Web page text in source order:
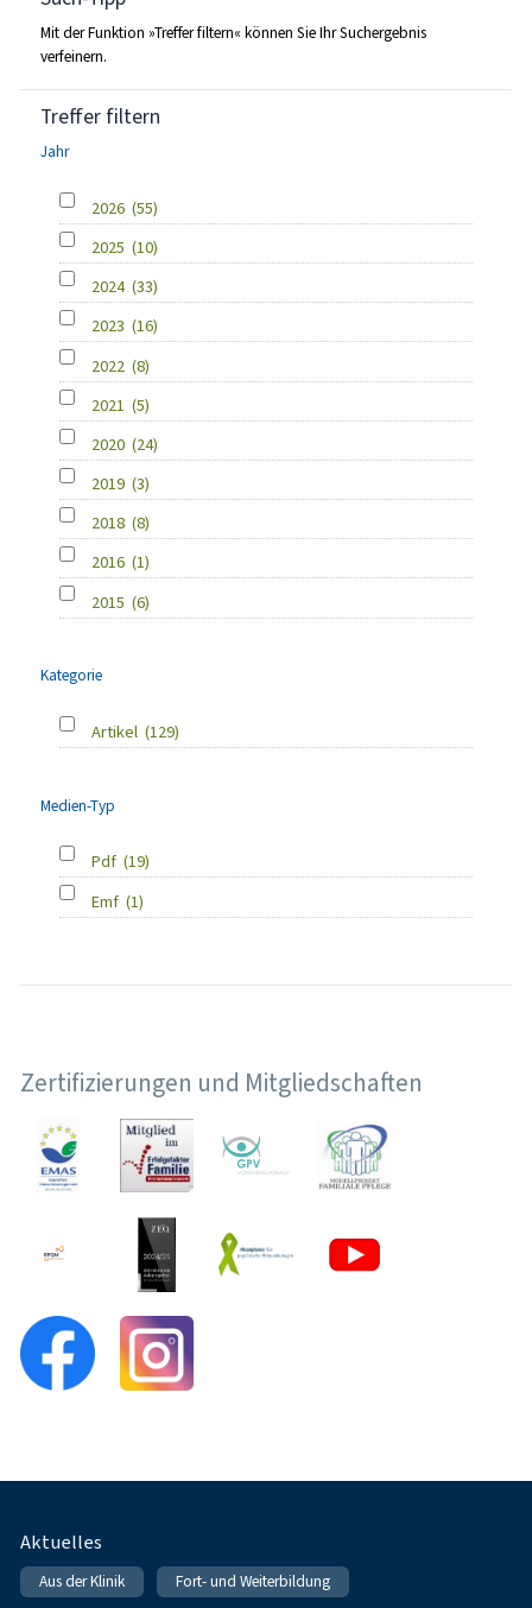
Mit der Funktion »Treffer filtern« können Sie Ihr Suchergebnis
verfeinern.
Treffer filtern
Jahr
2026 (55)
2025 (10)
2024 (33)
2023 (16)
2022 (8)
2021 (5)
2020 (24)
2019 (3)
2018 (8)
2016 (1)
2015 (6)
Kategorie
Artikel (129)
Medien-Typ
Pdf (19)
Emf (1)
Zertifizierungen und Mitgliedschaften
Fußnavigation
Aktuelles
Aus der Klinik Fort- und Weiterbildung